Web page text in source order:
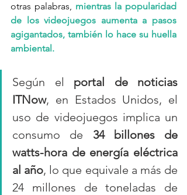
otras palabras, mientras la popularidad
de los videojuegos aumenta a pasos
agigantados, también lo hace su huella
ambiental.
Según el portal de noticias
ITNow, en Estados Unidos, el
uso de videojuegos implica un
consumo de 34 billones de
watts-hora de energía eléctrica
al año, lo que equivale a más de
24 millones de toneladas de